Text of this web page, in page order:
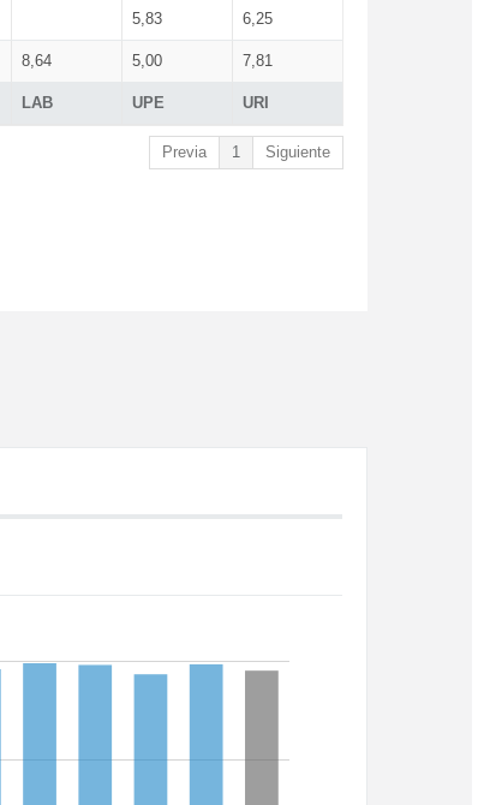
LAB UPE URI
5,83 6,25
8,64 5,00 7,81
Previa 1 Siguiente